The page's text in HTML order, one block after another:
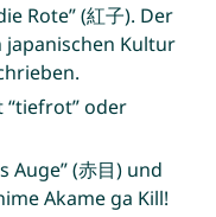
Rote” (紅子). Der
Kultur
“tiefrot” oder
Auge” (赤目) und
Akame ga Kill!